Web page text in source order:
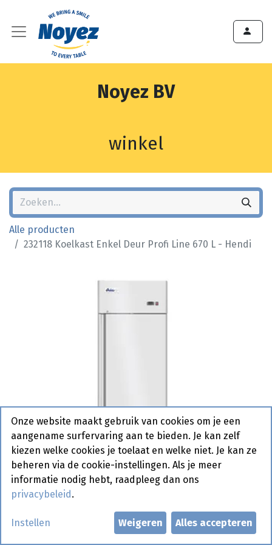
Noyez BV
winkel
Alle producten
232118 Koelkast Enkel Deur Profi Line 670 L - Hendi
232118 Koelkast Enkel Deur
Onze website maakt gebruik van cookies om je een
aangename surfervaring aan te bieden. Je kan zelf
kiezen welke cookies je toelaat en welke niet. Je kan ze
beheren via de cookie-instellingen. Als je meer
informatie nodig hebt, raadpleeg dan ons
privacybeleid .
Instellen Weigeren Alles accepteren